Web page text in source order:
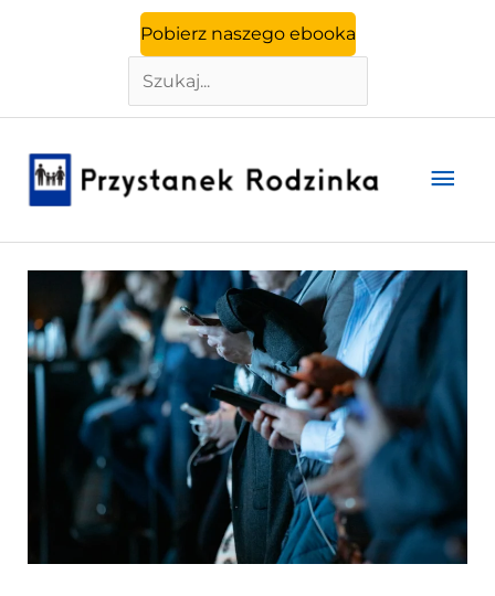
Pobierz naszego ebooka
Szukaj